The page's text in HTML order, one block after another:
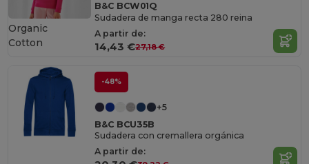
B&C BCW01Q
Sudadera de manga recta 280 reina
A partir de:
14,43 €27,18 €
Organic
Cotton
-48%
+5
B&C BCU35B
Sudadera con cremallera orgánica
A partir de: